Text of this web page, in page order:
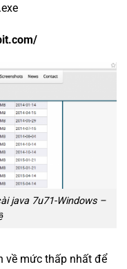
Windows –
về mức thấp nhất để